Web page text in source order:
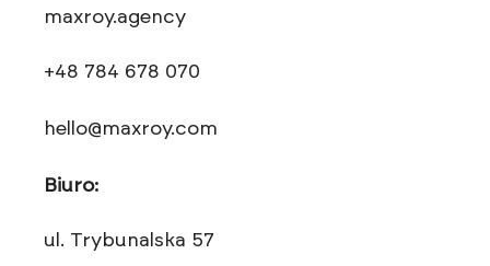
maxroy.agency
+48 784 678 070
hello@maxroy.com
Biuro:
ul. Trybunalska 57